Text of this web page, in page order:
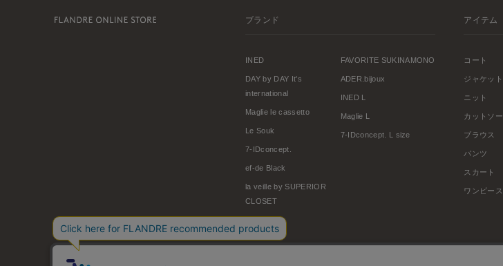
ブランド
INED
DAY by DAY It's
international
Maglie le cassetto
Le Souk
7-IDconcept.
ef-de Black
la veille by SUPERIOR
CLOSET
FAVORITE SUKINAMONO
ADER.bijoux
INED L
Maglie L
7-IDconcept. L size
アイテム
コート
ジャケット
ニット
カットソー
ブラウス
パンツ
スカート
ワンピース